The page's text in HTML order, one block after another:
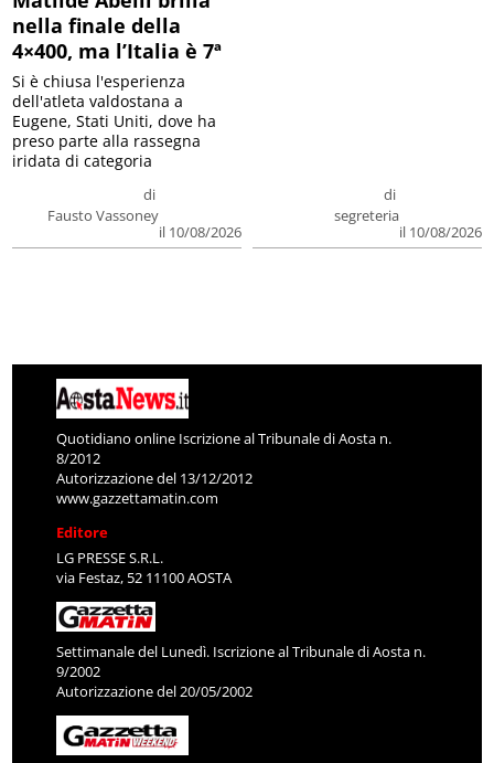
nella finale della
4×400, ma l’Italia è 7ª
di
Fausto Vassoney
il 10/08/2026
Si è chiusa l'esperienza
dell'atleta valdostana a
Eugene, Stati Uniti, dove ha
preso parte alla rassegna
iridata di categoria
di
segreteria
il 10/08/2026
Quotidiano online Iscrizione al Tribunale di Aosta n.
8/2012
Autorizzazione del 13/12/2012
www.gazzettamatin.com
Editore
LG PRESSE S.R.L.
via Festaz, 52 11100 AOSTA
Settimanale del Lunedì. Iscrizione al Tribunale di Aosta n.
9/2002
Autorizzazione del 20/05/2002